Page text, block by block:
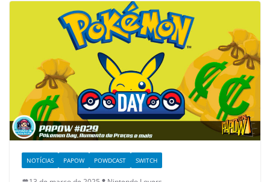
NOTÍCIAS PAPOW POWDCAST SWITCH